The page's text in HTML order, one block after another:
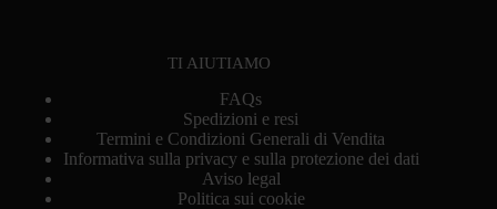
TI AIUTIAMO
FAQs
Spedizioni e resi
Termini e Condizioni Generali di Vendita
Informativa sulla privacy e sulla protezione dei dati
Aviso legal
Politica sui cookie